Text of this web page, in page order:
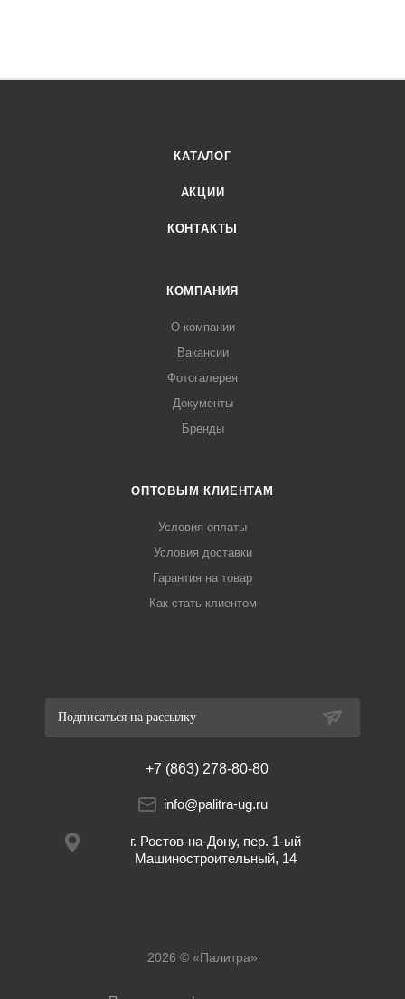
КАТАЛОГ
АКЦИИ
КОНТАКТЫ
КОМПАНИЯ
О компании
Вакансии
Фотогалерея
Документы
Бренды
ОПТОВЫМ КЛИЕНТАМ
Условия оплаты
Условия доставки
Гарантия на товар
Как стать клиентом
Подписаться на рассылку
+7 (863) 278-80-80
info@palitra-ug.ru
г. Ростов-на-Дону, пер. 1-ый
Машиностроительный, 14
2026 © «Палитра»